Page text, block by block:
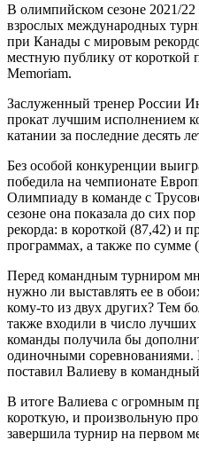
В олимпийском сезоне 2021/
взрослых международных
при Канады с мировым
местную публику от
Memoriam.
Заслуженный тренер России
прокат лучшим исполнением
катании за последние десять
Без особой конкуренции
победила на чемпионате
Олимпиаду в команде с
сезоне она показала до сих
рекорда: в короткой (87,42) и
программах, а также по сумме
Перед командным турниром
нужно ли выставлять ее в
кому-то из двух других? Тем
также входили в число
команды получила бы
одиночными соревнованиями.
поставил Валиеву в
В итоге Валиева с огромным
короткую, и произвольную
завершила турнир на первом